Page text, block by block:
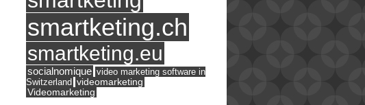
smartketing.ch
smartketing.eu
socialnomique video marketing software in
Switzerland videomarketing
Videomarketing